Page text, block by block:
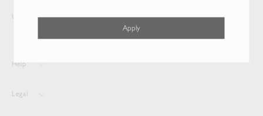
Apply
United States Japanese
Help
Legal